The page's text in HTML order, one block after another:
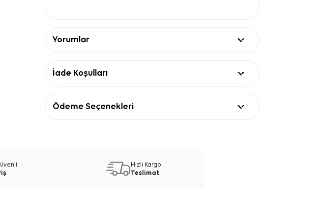
Yorumlar
İade Koşulları
Ödeme Seçenekleri
Hızlı Kargo
Teslimat